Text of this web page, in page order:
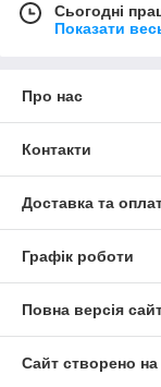
Сьогодні
Показати
Про нас
Контакти
Доставка та
Графік роботи
Повна версія
Сайт створено на